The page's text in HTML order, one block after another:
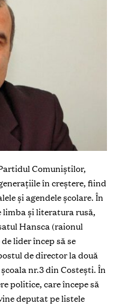
Comuniştilor,
în creştere, fiind
şi agendele şcolare. În
limba şi literatura rusă,
Hansca (raionul
lider încep să se
de director la două
nr.3 din Costeşti. În
politice, care începe să
deputat pe listele